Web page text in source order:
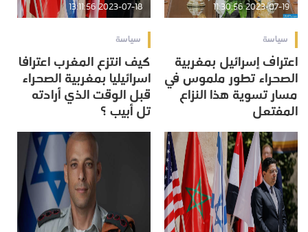
2023-07-19 11:30:56
سياسة
اعتراف إسرائيل بمغربية
الصحراء تطور ملموس في
مسار تسوية هذا النزاع
المفتعل
2023-07-18 13:11:56
سياسة
كيف انتزع المغرب اعترافا
اسرائيليا بمغربية الصحراء
قبل الوقت الذي أرادته
تل أبيب ؟